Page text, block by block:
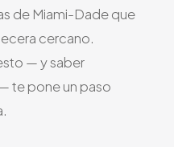
de Miami-Dade que
cercano.
— y saber
te pone un paso